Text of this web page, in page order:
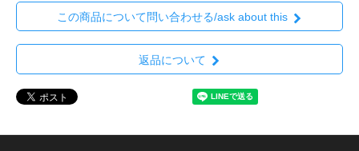
この商品について問い合わせる/ask about this
返品について